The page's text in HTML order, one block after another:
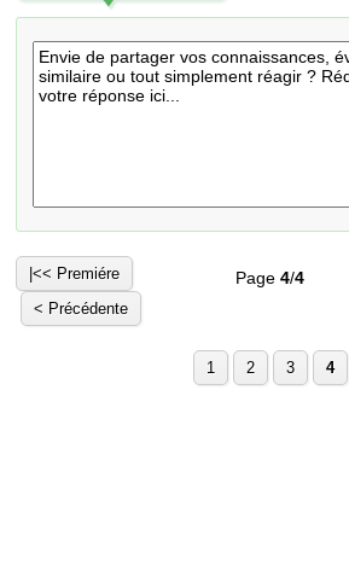
|<< Premiére
< Précédente
Page4/4
1 2 3 4